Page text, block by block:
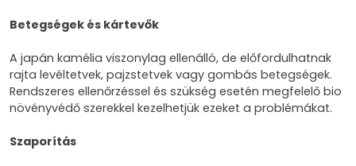
Betegségek és kártevők
A japán kamélia viszonylag ellenálló, de előfordulhatnak
rajta levéltetvek, pajzstetvek vagy gombás betegségek.
Rendszeres ellenőrzéssel és szükség esetén megfelelő bio
növényvédő szerekkel kezelhetjük ezeket a problémákat.
Szaporítás